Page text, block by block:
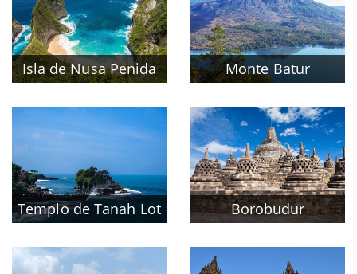
Isla de Nusa Penida Monte Batur
Templo de Tanah Lot Borobudur